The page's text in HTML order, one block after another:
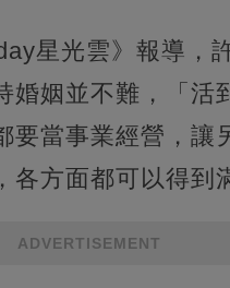
星光雲》報導，
婚姻並不難，「活
要當事業經營，讓
各方面都可以得到
ADVERTISEMENT